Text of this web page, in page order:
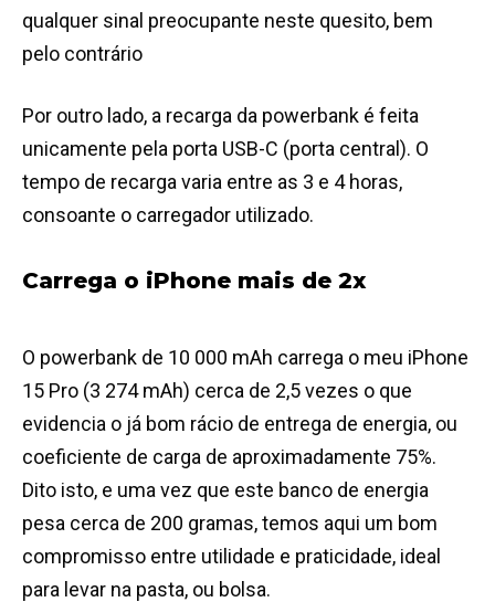
qualquer sinal preocupante neste quesito, bem
pelo contrário
Por outro lado, a recarga da powerbank é feita
unicamente pela porta USB-C (porta central). O
tempo de recarga varia entre as 3 e 4 horas,
consoante o carregador utilizado.
Carrega o iPhone mais de 2x
O powerbank de 10 000 mAh carrega o meu iPhone
15 Pro (3 274 mAh) cerca de 2,5 vezes o que
evidencia o já bom rácio de entrega de energia, ou
coeficiente de carga de aproximadamente 75%.
Dito isto, e uma vez que este banco de energia
pesa cerca de 200 gramas, temos aqui um bom
compromisso entre utilidade e praticidade, ideal
para levar na pasta, ou bolsa.